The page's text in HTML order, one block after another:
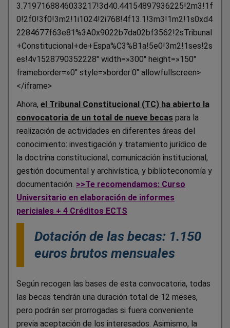
3.7197168846033217!3d40.44154897936225!2m3!1f
0!2f0!3f0!3m2!1i1024!2i768!4f13.1!3m3!1m2!1s0xd4
2284677f63e81%3A0x9022b7da02bf3562!2sTribunal
+Constitucional+de+Espa%C3%B1a!5e0!3m2!1ses!2s
es!4v1528790352228″ width=»300″ height=»150″
frameborder=»0″ style=»border:0″ allowfullscreen>
</iframe>
Ahora, el Tribunal Constitucional (TC) ha abierto la
convocatoria de un total de nueve becas para la
realización de actividades en diferentes áreas del
conocimiento: investigación y tratamiento jurídico de
la doctrina constitucional, comunicación institucional,
gestión documental y archivística, y biblioteconomía y
documentación. >>Te recomendamos: Curso
Universitario en elaboración de informes
periciales + 4 Créditos ECTS
Dotación de las becas: 1.150
euros brutos mensuales
Según recogen las bases de esta convocatoria, todas
las becas tendrán una duración total de 12 meses,
pero podrán ser prorrogadas si fuera conveniente
previa aceptación de los interesados. Asimismo, la